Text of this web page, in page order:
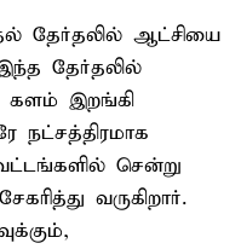
தேர்தலில் ஆட்சியை
தேர்தலில்
களம் இறங்கி
நட்சத்திரமாக
சென்று
வருகிறார்.